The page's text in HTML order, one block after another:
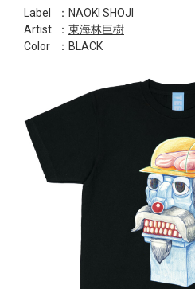
Label ： NAOKI SHOJI
Artist
： 東海林巨樹
Color
：BLACK